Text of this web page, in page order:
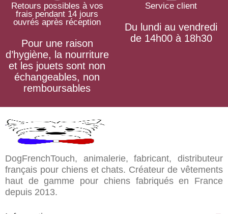
Retours possibles à vos
frais pendant 14 jours
ouvrés après réception
Pour une raison
d’hygiène, la nourriture
et les jouets sont non
échangeables, non
remboursables
Service client
Du lundi au vendredi
de 14h00 à 18h30
DogFrenchTouch, animalerie, fabricant, distributeur
français pour chiens et chats. Créateur de vêtements
haut de gamme pour chiens fabriqués en France
depuis 2013.